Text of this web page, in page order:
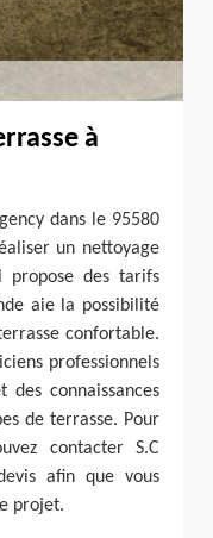
à
dans le 95580
un nettoyage
des tarifs
aie la possibilité
confortable.
professionnels
des connaissances
de terrasse. Pour
contacter S.C
afin que vous
projet.